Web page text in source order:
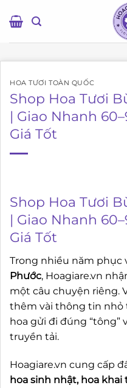
qua
HOA TƯƠI TOÀN QUỐC
Shop Hoa Tươi
| Giao Nhanh
Giá Tốt
Shop Hoa Tươi
| Giao Nhanh
Giá Tốt
Trong nhiều năm phục
Phước, Hoagiare.vn
một câu chuyện riêng.
thêm vài thông tin nhỏ
hoa gửi đi đúng “tông”
truyền tải.
Hoagiare.vn cung cấp
hoa sinh nhật, hoa